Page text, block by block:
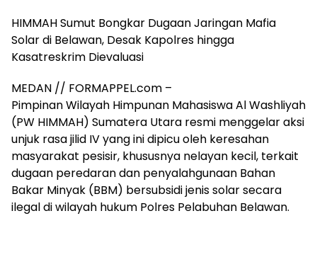
HIMMAH Sumut Bongkar Dugaan Jaringan Mafia
Solar di Belawan, Desak Kapolres hingga
Kasatreskrim Dievaluasi
MEDAN // FORMAPPEL.com –
Pimpinan Wilayah Himpunan Mahasiswa Al Washliyah
(PW HIMMAH) Sumatera Utara resmi menggelar aksi
unjuk rasa jilid IV yang ini dipicu oleh keresahan
masyarakat pesisir, khususnya nelayan kecil, terkait
dugaan peredaran dan penyalahgunaan Bahan
Bakar Minyak (BBM) bersubsidi jenis solar secara
ilegal di wilayah hukum Polres Pelabuhan Belawan.